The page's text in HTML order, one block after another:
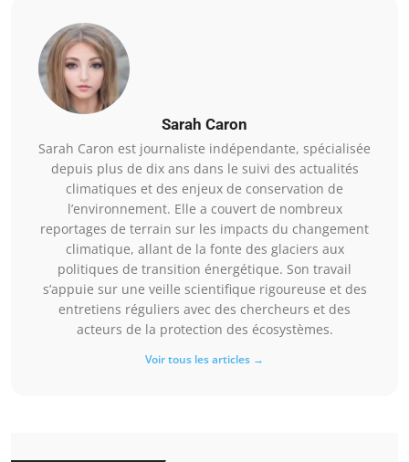
Sarah Caron
Sarah Caron est journaliste indépendante, spécialisée
depuis plus de dix ans dans le suivi des actualités
climatiques et des enjeux de conservation de
l’environnement. Elle a couvert de nombreux
reportages de terrain sur les impacts du changement
climatique, allant de la fonte des glaciers aux
politiques de transition énergétique. Son travail
s’appuie sur une veille scientifique rigoureuse et des
entretiens réguliers avec des chercheurs et des
acteurs de la protection des écosystèmes.
Voir tous les articles →